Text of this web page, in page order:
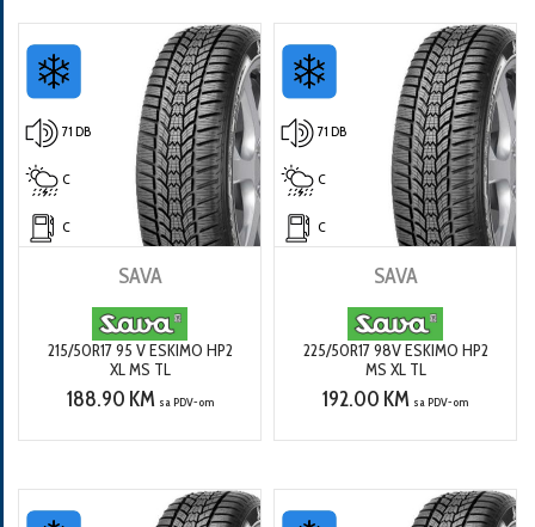
71 DB
C
C
SAVA
215/50R17 95 V ESKIMO HP2
XL MS TL
188.90 KM sa PDV-om
71 DB
C
C
SAVA
225/50R17 98V ESKIMO HP2
MS XL TL
192.00 KM sa PDV-om